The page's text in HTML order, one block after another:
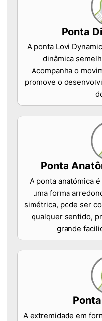
Ponta
A ponta Lovi
dinâmica
Acompanha o
promove o
Ponta
A ponta anatómica
uma forma
simétrica, pode ser
qualquer sentido,
grande
A extremidade em